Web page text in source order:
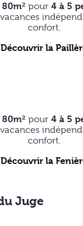
pour 4 à 5
confort.
Découvrir la
pour4 à 5
confort.
Découvrir la
Juge